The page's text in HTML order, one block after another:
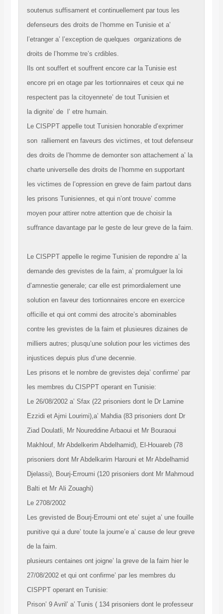
soutenus suffisament et continuellement par tous les
defenseurs des droits de l’homme en Tunisie et a’
l’etranger a’ l’exception de quelques organizations de
droits de l’homme tre’s crdibles.
Ils ont souffert et souffrent encore car la Tunisie est
encore pri en otage par les tortionnaires et ceux qui ne
respectent pas la citoyennete’ de tout Tunisien et
la dignite’ de l’ etre humain.
Le CISPPT appelle tout Tunisien honorable d’exprimer
son ralliement en faveurs des victimes, et tout defenseur
des droits de l’homme de demonter son attachement a’ la
charte universelle des droits de l’homme en supportant
les victimes de l’opression en greve de faim partout dans
les prisons Tunisiennes, et qui n’ont trouve’ comme
moyen pour attirer notre attention que de choisir la
suffrance davantage par le geste de leur greve de la faim.
Le CISPPT appelle le regime Tunisien de repondre a’ la
demande des grevistes de la faim, a’ promulguer la loi
d’amnestie generale; car elle est primordialement une
solution en faveur des tortionnaires encore en exercice
officille et qui ont commi des atrocite’s abominables
contre les grevistes de la faim et plusieures dizaines de
milliers autres; plusqu’une solution pour les victimes des
injustices depuis plus d’une decennie.
Les prisons et le nombre de grevistes deja’ confirme’ par
les membres du CISPPT operant en Tunisie:
Le 26/08/2002 a’ Sfax (22 prisoniers dont le Dr Lamine
Ezzidi et Ajmi Lourimi),a’ Mahdia (83 prisoniers dont Dr
Ziad Doulatli, Mr Noureddine Arbaoui et Mr Bouraoui
Makhlouf, Mr Abdelkerim Abdelhamid), El-Houareb (78
prisoniers dont Mr Abdelkarim Harouni et Mr Abdelhamid
Djelassi), Bourj-Erroumi (120 prisoniers dont Mr Mahmoud
Balti et Mr Ali Zouaghi)
Le 2708/2002
Les grevisted de Bourj-Erroumi ont ete’ sujet a’ une fouille
punitive qui a dure’ toute la journe’e a’ cause de leur greve
de la faim.
plusieurs centaines ont joigne’ la greve de la faim hier le
27/08/2002 et qui ont confirme’ par les membres du
CISPPT operant en Tunisie:
Prison’ 9 Avril’ a’ Tunis ( 134 prisoniers dont le professeur